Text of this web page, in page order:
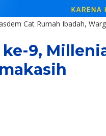
Cat Rumah Ibadah,
9,